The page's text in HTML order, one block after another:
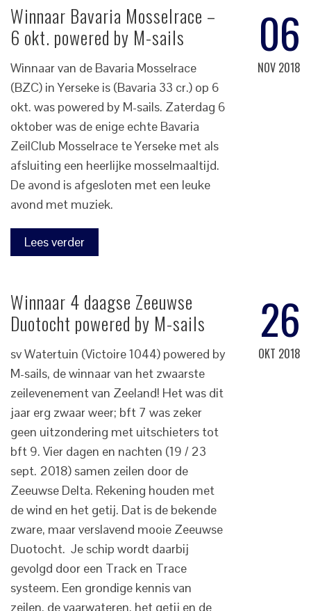
06
NOV 2018
Winnaar Bavaria Mosselrace –
6 okt. powered by M-sails
Winnaar van de Bavaria Mosselrace
(BZC) in Yerseke is (Bavaria 33 cr.) op 6
okt. was powered by M-sails. Zaterdag 6
oktober was de enige echte Bavaria
ZeilClub Mosselrace te Yerseke met als
afsluiting een heerlijke mosselmaaltijd.
De avond is afgesloten met een leuke
avond met muziek.
Lees verder
26
OKT 2018
Winnaar 4 daagse Zeeuwse
Duotocht powered by M-sails
sv Watertuin (Victoire 1044) powered by
M-sails, de winnaar van het zwaarste
zeilevenement van Zeeland! Het was dit
jaar erg zwaar weer; bft 7 was zeker
geen uitzondering met uitschieters tot
bft 9. Vier dagen en nachten (19 / 23
sept. 2018) samen zeilen door de
Zeeuwse Delta. Rekening houden met
de wind en het getij. Dat is de bekende
zware, maar verslavend mooie Zeeuwse
Duotocht. Je schip wordt daarbij
gevolgd door een Track en Trace
systeem. Een grondige kennis van
zeilen, de vaarwateren, het getij en de